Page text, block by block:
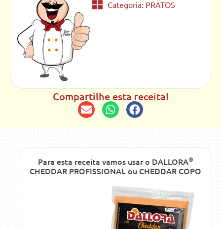
Categoria: PRATOS
Compartilhe esta receita!
Para esta receita vamos usar o DALLORA®
CHEDDAR PROFISSIONAL ou CHEDDAR COPO